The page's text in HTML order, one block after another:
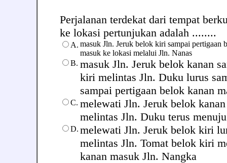
Perjalanan terdekat dari tempat
ke lokasi pertunjukan adalah ........
A. masuk Jln. Jeruk belok kiri sampai pertigaan
masuk ke lokasi melalui Jln. Nanas
B. masuk Jln. Jeruk belok kanan
kiri melintas Jln. Duku lurus
sampai pertigaan belok kanan
C. melewati Jln. Jeruk belok
melintas Jln. Duku terus
D. melewati Jln. Jeruk belok kiri
melintas Jln. Tomat belok kiri
kanan masuk Jln. Nangka